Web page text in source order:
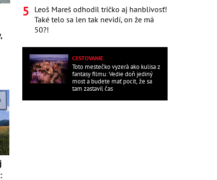
Leoš Mareš odhodil tričko aj hanblivosť!
Také telo sa len tak nevidí, on že má
50?!
CESTOVANIE
Toto mestečko vyzerá ako kulisa z
fantasy filmu: Vedie doň jediný
most a budete mať pocit, že sa
tam zastavil čas